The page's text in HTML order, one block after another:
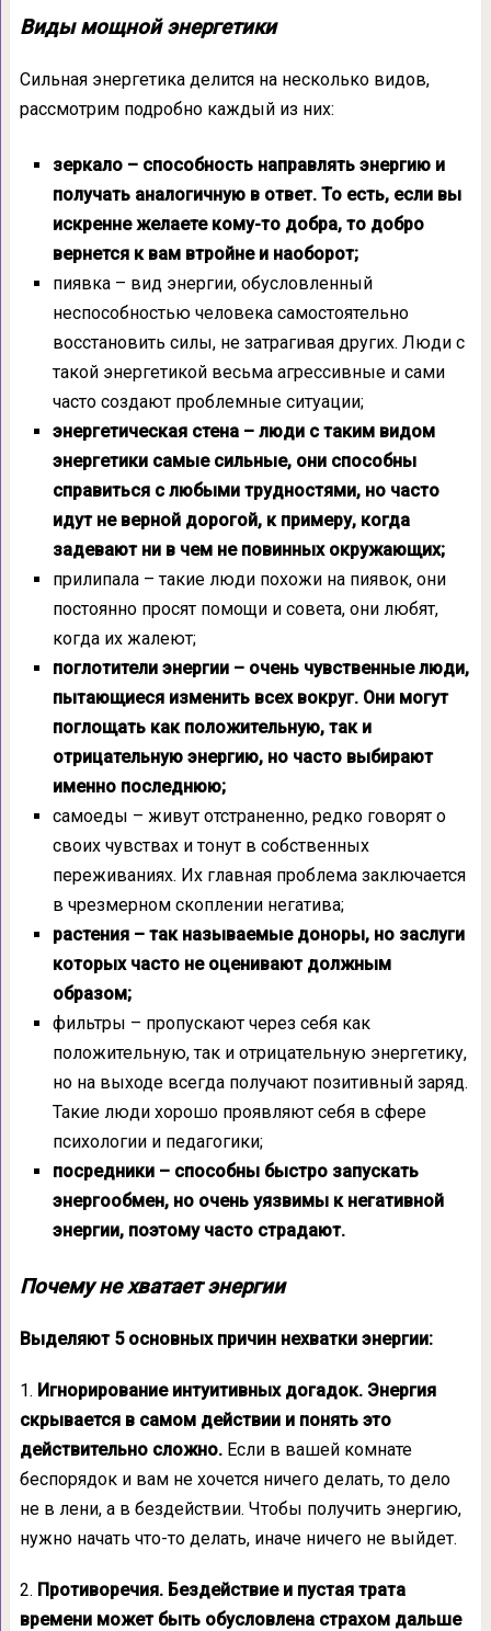
Виды мощной энергетики
Сильная энергетика делится на несколько видов,
рассмотрим подробно каждый из них:
зеркало – способность направлять энергию и
получать аналогичную в ответ. То есть, если вы
искренне желаете кому-то добра, то добро
вернется к вам втройне и наоборот;
пиявка – вид энергии, обусловленный
неспособностью человека самостоятельно
восстановить силы, не затрагивая других. Люди с
такой энергетикой весьма агрессивные и сами
часто создают проблемные ситуации;
энергетическая стена – люди с таким видом
энергетики самые сильные, они способны
справиться с любыми трудностями, но часто
идут не верной дорогой, к примеру, когда
задевают ни в чем не повинных окружающих;
прилипала – такие люди похожи на пиявок, они
постоянно просят помощи и совета, они любят,
когда их жалеют;
поглотители энергии – очень чувственные люди,
пытающиеся изменить всех вокруг. Они могут
поглощать как положительную, так и
отрицательную энергию, но часто выбирают
именно последнюю;
самоеды – живут отстраненно, редко говорят о
своих чувствах и тонут в собственных
переживаниях. Их главная проблема заключается
в чрезмерном скоплении негатива;
растения – так называемые доноры, но заслуги
которых часто не оценивают должным
образом;
фильтры – пропускают через себя как
положительную, так и отрицательную энергетику,
но на выходе всегда получают позитивный заряд.
Такие люди хорошо проявляют себя в сфере
психологии и педагогики;
посредники – способны быстро запускать
энергообмен, но очень уязвимы к негативной
энергии, поэтому часто страдают.
Почему не хватает энергии
Выделяют 5 основных причин нехватки энергии:
1. Игнорирование интуитивных догадок. Энергия
скрывается в самом действии и понять это
действительно сложно. Если в вашей комнате
беспорядок и вам не хочется ничего делать, то дело
не в лени, а в бездействии. Чтобы получить энергию,
нужно начать что-то делать, иначе ничего не выйдет.
2. Противоречия. Бездействие и пустая трата
времени может быть обусловлена страхом дальше